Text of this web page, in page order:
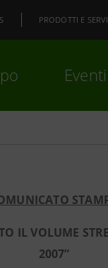
PRODOTTI E
IL VOLUME
2007”